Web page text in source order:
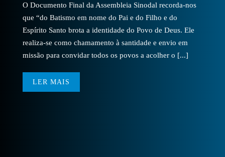
O Documento Final da Assembleia Sinodal recorda-nos
que “do Batismo em nome do Pai e do Filho e do
Espírito Santo brota a identidade do Povo de Deus. Ele
realiza-se como chamamento à santidade e envio em
missão para convidar todos os povos a acolher o [...]
LER MAIS